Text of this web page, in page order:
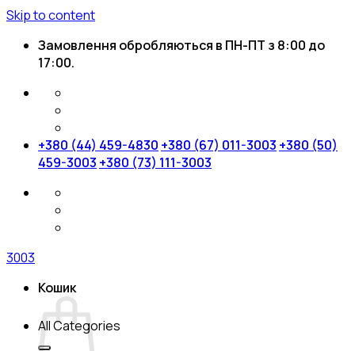
Skip to content
Замовлення обробляються в ПН-ПТ з 8:00 до
17:00.
+380 (44) 459-4830 +380 (67) 011-3003 +380 (50)
459-3003 +380 (73) 111-3003
3003
Кошик
All Categories